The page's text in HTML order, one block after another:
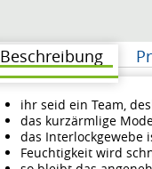
Beschreibung
ihr seid ein Team,
das kurzärmlige
das Interlockgewebe
Feuchtigkeit wird